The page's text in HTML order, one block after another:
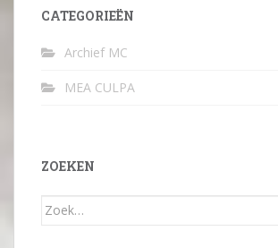
CATEGORIEËN
Archief MC
MEA CULPA
ZOEKEN
Zoek